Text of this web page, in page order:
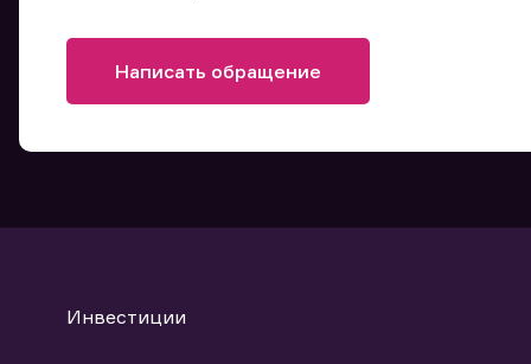
Написать обращение
Инвестиции